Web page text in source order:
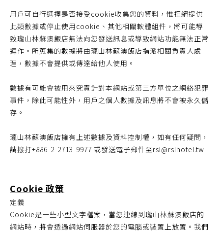
用戶可自行選擇是否接受cookie收集您的資料，惟拒絕提供
此類數據或停止使用cookie、其他相關軟體組件，將可能導
致瓏山林蘇澳飯店無法向您發送訊息或導致網站功能無法正常
運作。所蒐集的數據將由瓏山林蘇澳飯店指派相關負責人處
理，數據不會提供或傳達給他人使用。
數據有可能會被用來究責針對本網站或第三方單位之網絡犯罪
事件，除此可能性外，用戶之個人數據及訊息將不會被永久儲
存。
瓏山林蘇澳飯店擁有上述數據及資料控制權，如有任何疑問，
請撥打+886-2-2713-9977 或發送電子郵件至rsl@rslhotel.tw
Cookie 政策
定義
Cookie是一些小型文字檔案，當您連線到瓏山林蘇澳飯店的
網站時，將會透過網站伺服器於您的電腦或裝置上放置。我們